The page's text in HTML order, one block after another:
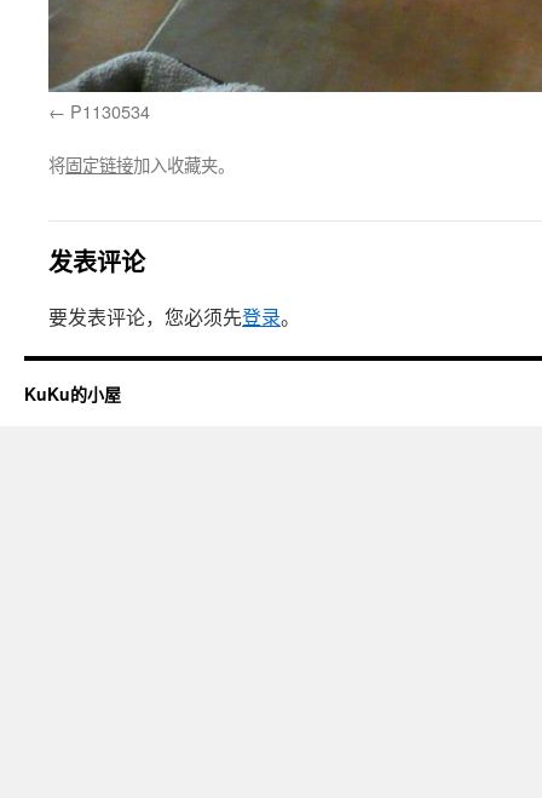
P1130534
将固定链接加入收藏夹。
发表评论
要发表评论，您必须先登录。
KuKu的小屋